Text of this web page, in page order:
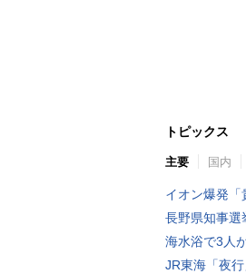
トピックス
主要 国内
イオン爆発「
長野県知事選
海水浴で3人
JR東海「夜